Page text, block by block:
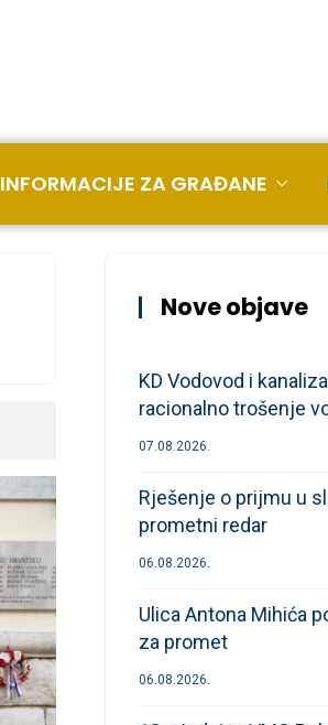
INFORMACIJE ZA GRAĐANE
Nove objave
KD Vodovod i
racionalno trošenje
07.08.2026.
Rješenje o prijmu u
prometni redar
06.08.2026.
Ulica Antona Mihića
za promet
06.08.2026.